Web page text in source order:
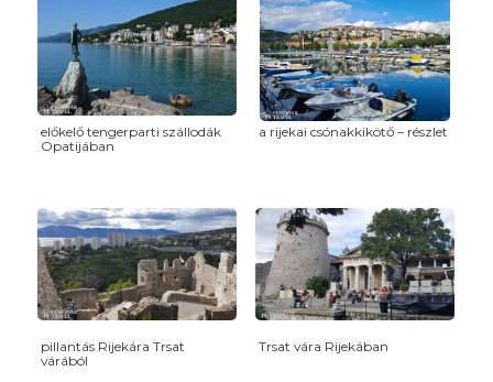
előkelő tengerparti szállodák
Opatijában
a rijekai csónakkikötő – részlet
pillantás Rijekára Trsat
várából
Trsat vára Rijekában